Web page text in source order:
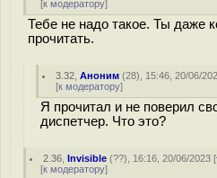
[к модератору]
Тебе не надо такое. Ты даже
прочитать.
3.32 ,Аноним (28), 15:46, 20/06/
[к модератору]
Я прочитал и не поверил
диспетчер. Что это?
2.36 ,Invisible (??), 16:16, 20/06/2023 [
[к модератору]